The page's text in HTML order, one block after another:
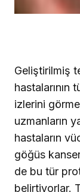
Geliştirilmiş
hastalarının
izlerini
uzmanların
hastaların
göğüs
de bu tür
belirtiyorlar.